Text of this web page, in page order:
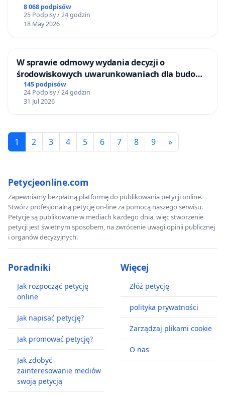
8 068 podpisów
25 Podpisy / 24 godzin
18 May 2026
W sprawie odmowy wydania decyzji o
środowiskowych uwarunkowaniach dla budowy
zakładu wytwarzania biometanu „Krynki” w
Ostrowiu Południowym oraz ochrony
mieszkańców i Puszczy Knyszyńskiej
145 podpisów
24 Podpisy / 24 godzin
31 Jul 2026
1 2 3 4 5 6 7 8 9 »
Petycjeonline.com
Zapewniamy bezpłatną platformę do publikowania petycji online.
Stwórz profesjonalną petycję on-line za pomocą naszego serwisu.
Petycje są publikowane w mediach każdego dnia, więc stworzenie
petycji jest świetnym sposobem, na zwrócenie uwagi opinii publicznej
i organów decyzyjnych.
Poradniki
Jak rozpocząć petycję
online
Jak napisać petycję?
Jak promować petycję?
Jak zdobyć
zainteresowanie mediów
swoją petycją
Więcej
Złóż petycję
polityka prywatności
Zarządzaj plikami cookie
O nas